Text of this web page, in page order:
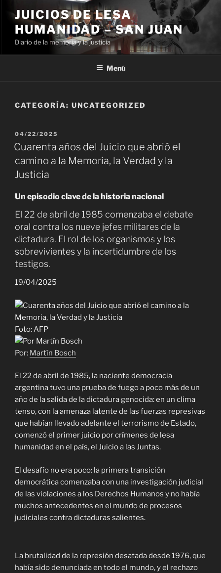
contenido
JUICIOS DE LESA
HUMANIDAD – SAN JUAN
Diario de la memoria y la justicia
Menú
CATEGORÍA: UNCATEGORIZED
PUBLICADO
EL
04/22/2025
Cuarenta años del Juicio que abrió el
camino a la Memoria, la Verdad y la
Justicia
Un episodio clave de la historia nacional
El 22 de abril de 1985 comenzaba el debate
oral contra los nueve jefes militares de la
dictadura. El rol de los organismos y los
sobrevivientes y la incertidumbre de los
testigos.
19/04/2025
Foto: AFP
Por: Martín Bosch
El 22 de abril de 1985, la naciente democracia
argentina tuvo una prueba de fuego a poco más de un
año de la salida de la dictadura genocida: en un clima
tenso, con la amenaza latente de las fuerzas represivas
que habían llevado adelante el terrorismo de Estado,
comenzó el primer juicio por crímenes de lesa
humanidad en el país, el Juicio a las Juntas.
El desafío no era poco: la primera transición
democrática comenzaba con una investigación judicial
de las violaciones a los Derechos Humanos y no había
muchos antecedentes en el mundo de procesos
judiciales contra dictaduras salientes.
La brutalidad de la represión desatada desde 1976, que
había sido denunciada en todo el mundo, y el rechazo